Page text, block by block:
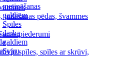
metināšanas
galdiem
Spīles
darba
galdiem
Sviru
piederumi